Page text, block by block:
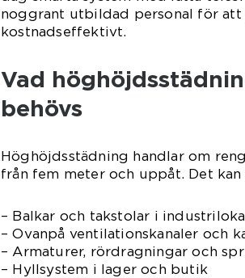
noggrant utbildad personal för
kostnadseffektivt.
Vad
behövs
Höghöjdsstädning handlar om
från fem meter och uppåt. Det kan
– Balkar och takstolar i
– Ovanpå ventilationskanaler och
– Armaturer, rördragningar och
– Hyllsystem i lager och butik